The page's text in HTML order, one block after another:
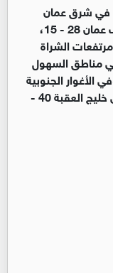
في شرق عمان
اليوم بين 30 - 17 درجة مئوية، وفي غرب عمان 28 - 15،
25 - 14، وفي مرتفعات الشراة
مناطق البادية 35- 16، وفي مناطق السهول
الأغوار الشمالية 37- 20، وفي الأغوار الجنوبية
39 - 23، وفي البحر الميت 39 - 22، وفي خليج العقبة 40 -